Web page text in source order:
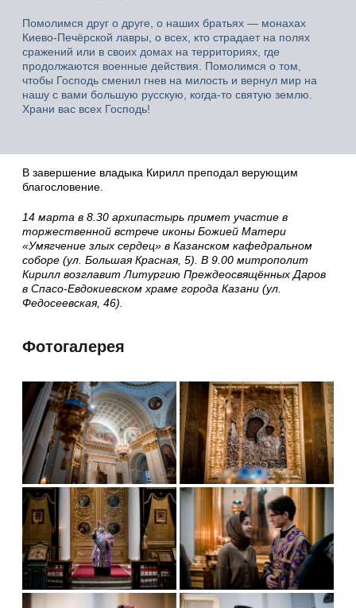
Помолимся друг о друге, о наших братьях — монахах
Киево-Печёрской лавры, о всех, кто страдает на полях
сражений или в своих домах на территориях, где
продолжаются военные действия. Помолимся о том,
чтобы Господь сменил гнев на милость и вернул мир на
нашу с вами большую русскую, когда-то святую землю.
Храни вас всех Господь!
В завершение владыка Кирилл преподал верующим
благословение.
14 марта в 8.30 архипастырь примет участие в
торжественной встрече иконы Божией Матери
«Умягчение злых сердец» в Казанском кафедральном
соборе (ул. Большая Красная, 5). В 9.00 митрополит
Кирилл возглавит Литургию Преждеосвящённых Даров
в Спасо-Евдокиевском храме города Казани (ул.
Федосеевская, 46).
Фотогалерея